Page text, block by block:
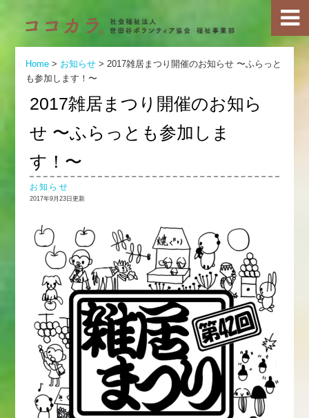
Home > お知らせ >2017雑居まつり開催のお知らせ 〜ふらっと
も参加します！〜
2017雑居まつり開催のお知ら
せ 〜ふらっとも参加しま
す！〜
お知らせ
2017年9月23日更新